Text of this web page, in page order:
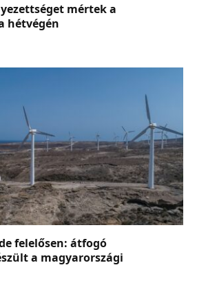
mértek a
hétvégén
felelősen: átfogó
a magyarországi